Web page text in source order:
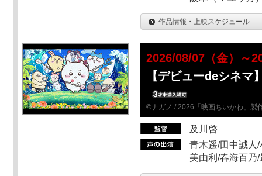
作品情報・上映スケジュール
2026/08/07（金）～
【デビューdeシネマ
©ナガノ / 2026「映画ちいかわ」製
及川啓
青木遥/田中誠人
美由利/春海百乃